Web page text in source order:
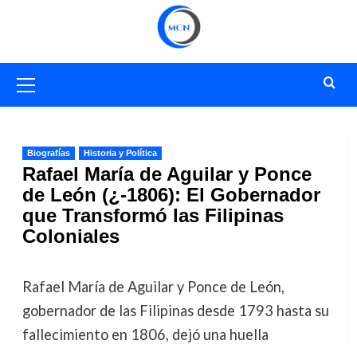
primario
Biografías Historia y Política
Rafael María de Aguilar y Ponce
de León (¿-1806): El Gobernador
que Transformó las Filipinas
Coloniales
Rafael María de Aguilar y Ponce de León,
gobernador de las Filipinas desde 1793 hasta su
fallecimiento en 1806, dejó una huella